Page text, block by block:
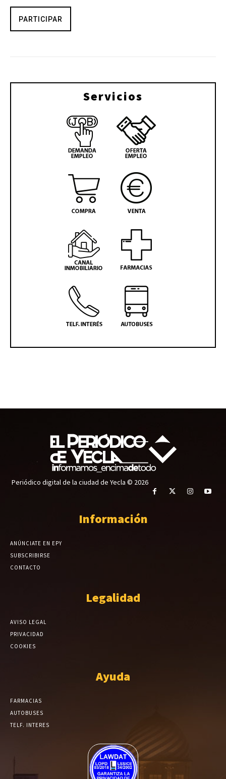
PARTICIPAR
Servicios
Periódico digital de la ciudad de Yecla © 2026
Información
ANÚNCIATE EN EPY
SUBSCRIBIRSE
CONTACTO
Legalidad
AVISO LEGAL
PRIVACIDAD
COOKIES
Ayuda
FARMACIAS
AUTOBUSES
TELF. INTERES